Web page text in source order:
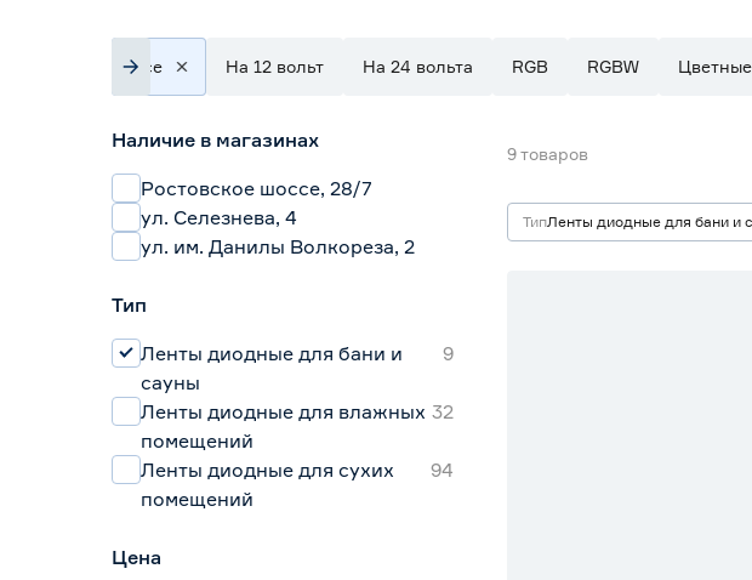
Все На 12 вольт На 24 вольта RGB RGBW Цветные
Наличие в магазинах
Ростовское шоссе, 28/7
ул. Селезнева, 4
ул. им. Данилы Волкореза, 2
Тип
Ленты диодные для бани и
сауны
9
Ленты диодные для влажных
помещений
32
Ленты диодные для сухих
помещений
94
Цена
9товаров
ТипЛенты диодные для бани и